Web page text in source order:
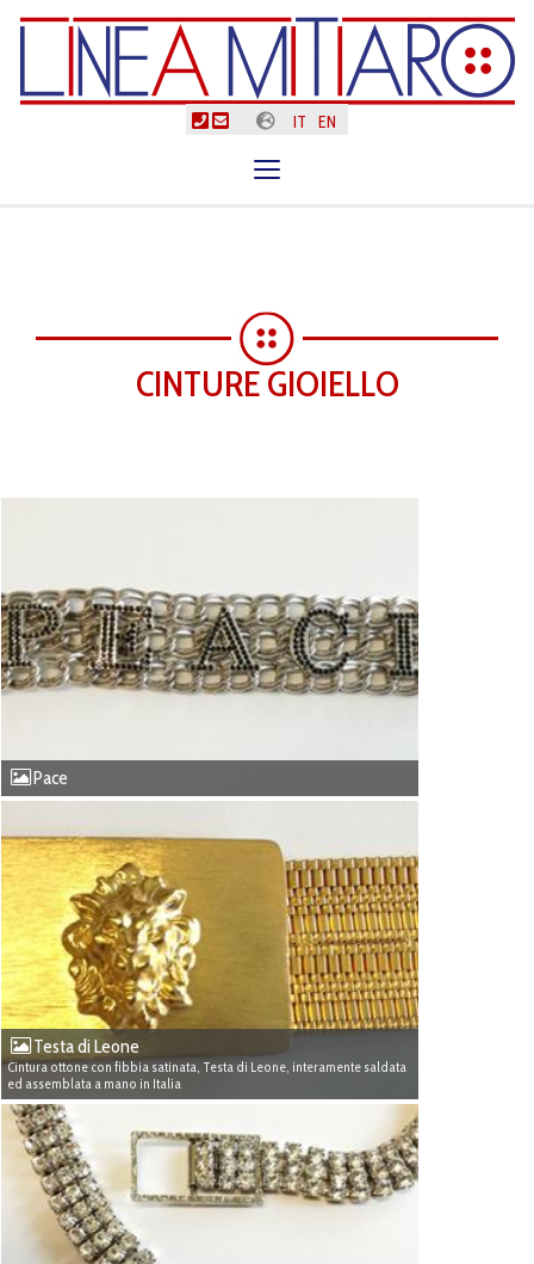
IT EN
Toggle
CINTURE GIOIELLO
Pace
Testa di Leone
Cintura ottone con fibbia satinata, Testa di Leone, interamente saldata
ed assemblata a mano in Italia